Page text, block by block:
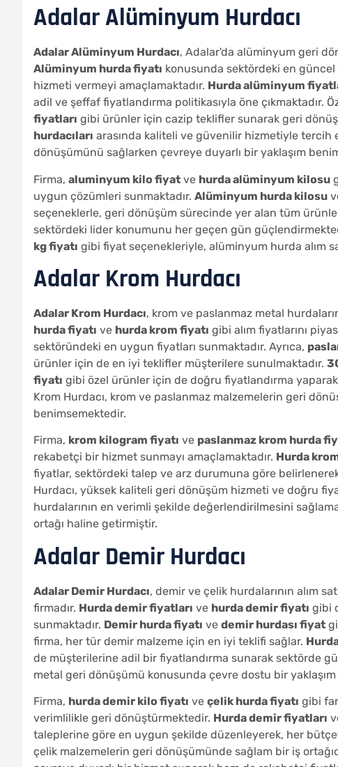
Adalar Alüminyum Hurdacı
Adalar Alüminyum Hurdacı, Adalar'da alüminyum geri
Alüminyum hurda fiyatı konusunda sektördeki en
hizmeti vermeyi amaçlamaktadır. Hurda alüminyum
adil ve şeffaf fiyatlandırma politikasıyla öne çıkmaktadır.
fiyatları gibi ürünler için cazip teklifler sunarak geri
hurdacıları arasında kaliteli ve güvenilir hizmetiyle
dönüşümünü sağlarken çevreye duyarlı bir yaklaşım
Firma, aluminyum kilo fiyat ve hurda alüminyum kilosu
uygun çözümleri sunmaktadır. Alüminyum hurda kilosu
seçeneklerle, geri dönüşüm sürecinde yer alan tüm
sektördeki lider konumunu her geçen gün
kg fiyatı gibi fiyat seçenekleriyle, alüminyum hurda alım
Adalar Krom Hurdacı
Adalar Krom Hurdacı, krom ve paslanmaz metal
hurda fiyatı ve hurda krom fiyatı gibi alım fiyatlarını
sektöründeki en uygun fiyatları sunmaktadır. Ayrıca,
ürünler için de en iyi teklifler müşterilere sunulmaktadır.
fiyatı gibi özel ürünler için de doğru fiyatlandırma
Krom Hurdacı, krom ve paslanmaz malzemelerin geri
benimsemektedir.
Firma, krom kilogram fiyatı ve paslanmaz krom hurda
rekabetçi bir hizmet sunmayı amaçlamaktadır. Hurda
fiyatlar, sektördeki talep ve arz durumuna göre
Hurdacı, yüksek kaliteli geri dönüşüm hizmeti ve doğru
hurdalarının en verimli şekilde değerlendirilmesini
ortağı haline getirmiştir.
Adalar Demir Hurdacı
Adalar Demir Hurdacı, demir ve çelik hurdalarının alım
firmadır. Hurda demir fiyatları ve hurda demir fiyatı gibi
sunmaktadır. Demir hurda fiyatı ve demir hurdası fiyat
firma, her tür demir malzeme için en iyi teklifi sağlar.
de müşterilerine adil bir fiyatlandırma sunarak sektörde
metal geri dönüşümü konusunda çevre dostu bir
Firma, hurda demir kilo fiyatı ve çelik hurda fiyatı gibi
verimlilikle geri dönüştürmektedir. Hurda demir fiyatları
taleplerine göre en uygun şekilde düzenleyerek, her
çelik malzemelerin geri dönüşümünde sağlam bir iş